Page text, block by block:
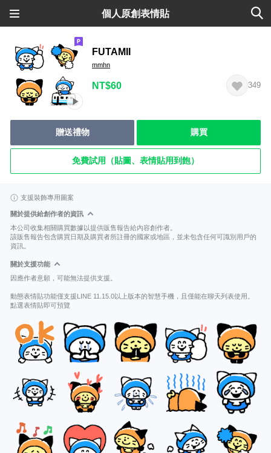
個人原創表情貼
FUTAMII
mmhn
NT$60 349
贈送禮物 購買
免費試用（貼圖、表情貼用到飽）
支援裝飾專用圖案
關於提供給創作者的資訊
本公司收集相關購買數據以提供販售報告給內容創作者。
該販售報告包含購買日期及購買者所註冊的國家或地區，並未包含任何可識別用戶的
資訊。
關於支援功能
因應作者意願，可能無法提供支援。
動態表情貼功能僅支援LINE 11.15.0以上版本的智慧手機，且僅能在聊天列表使用。
點選表情貼即可預覽